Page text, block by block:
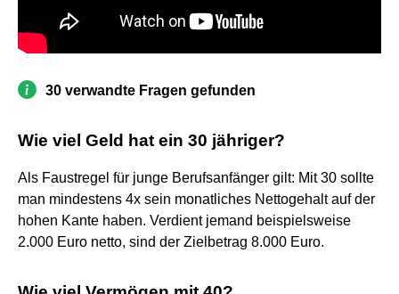
30 verwandte Fragen gefunden
Wie viel Geld hat ein 30 jähriger?
Als Faustregel für junge Berufsanfänger gilt: Mit 30 sollte
man mindestens 4x sein monatliches Nettogehalt auf der
hohen Kante haben. Verdient jemand beispielsweise
2.000 Euro netto, sind der Zielbetrag 8.000 Euro.